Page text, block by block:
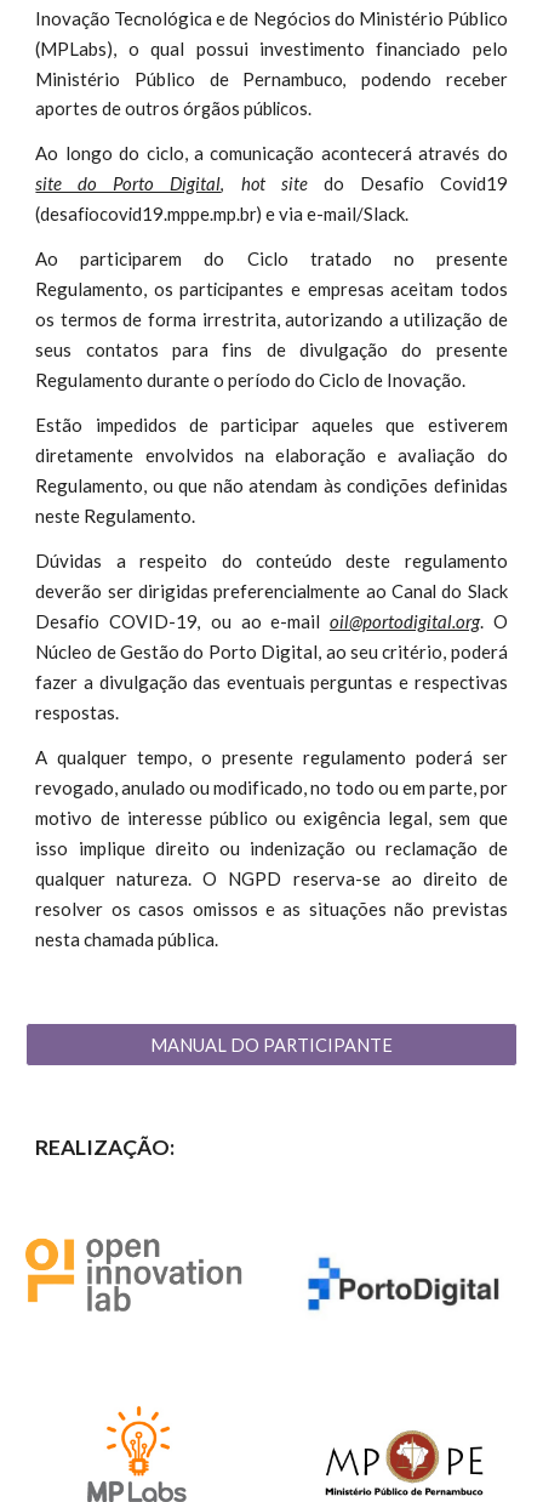
Inovação Tecnológica e de Negócios do Ministério Público
(MPLabs), o qual possui investimento financiado pelo
Ministério Público de Pernambuco, podendo receber
aportes de outros órgãos públicos.
Ao longo do ciclo, a comunicação acontecerá através do
site do Porto Digital, hot sitedo Desafio Covid19
(desafiocovid19.mppe.mp.br) e via e-mail/Slack.
Ao participarem do Ciclo tratado no presente
Regulamento, os participantes e empresas aceitam todos
os termos de forma irrestrita, autorizando a utilização de
seus contatos para fins de divulgação do presente
Regulamento durante o período do Ciclo de Inovação.
Estão impedidos de participar aqueles que estiverem
diretamente envolvidos na elaboração e avaliação do
Regulamento, ou que não atendam às condições definidas
neste Regulamento.
Dúvidas a respeito do conteúdo deste regulamento
deverão ser dirigidas preferencialmente ao Canal do Slack
Desafio COVID-19, ou ao e-mail oil@portodigital.org. O
Núcleo de Gestão do Porto Digital, ao seu critério, poderá
fazer a divulgação das eventuais perguntas e respectivas
respostas.
A qualquer tempo, o presente regulamento poderá ser
revogado, anulado ou modificado, no todo ou em parte, por
motivo de interesse público ou exigência legal, sem que
isso implique direito ou indenização ou reclamação de
qualquer natureza. O NGPD reserva-se ao direito de
resolver os casos omissos e as situações não previstas
nesta chamada pública.
MANUAL DO PARTICIPANTE
REALIZAÇÃO: